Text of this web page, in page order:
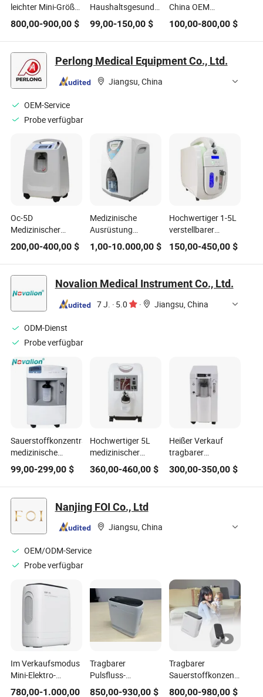
leichter Mini-Größe
Pulsfluss tragbarer
Sauerstoffkonzentrator
800,00-900,00 $
Haushaltsgesundheitsmedizinischer
Sauerstoffkonzentrator
99,00-150,00$
China OEM
Medizinischer
Neonatal
Pädiatrischer
Sauerstoffkonzentrator
100,00-800,00$
Perlong Medical Equipment Co., Ltd.
Jiangsu, China
OEM-Service
Probe verfügbar
Oc-5D
Medizinischer
mobiler
Sauerstoffkonzentrator
für Krankenhaus,
Zuhause, Klinik
200,00-400,00 $
Medizinische
Ausrüstung
Intensivstation
Sauerstoffkonzentrator
1,00-10.000,00$
Hochwertiger 1-5L
verstellbarer
Sauerstoffkonzentrator
93% Reinheit
Kompressor für
den Hausgebrauch
150,00-450,00$
Novalion Medical Instrument Co., Ltd.
7 J. · 5.0 · Jiangsu, China
ODM-Dienst
Probe verfügbar
Sauerstoffkonzentrator,
medizinische
Qualität für
Krankenhaus,
Zuhause, im Freien,
Gesundheitsversorgung,
tragbar, O2
Generatormaschine
99,00-299,00 $
Hochwertiger 5L
medizinischer
Sauerstoffkonzentrator
leiser
Sauerstoffgenerator
360,00-460,00$
Heißer Verkauf
tragbarer
medizinischer 5
Liter
Sauerstoffkonzentrator
300,00-350,00$
Nanjing FOI Co., Ltd
Jiangsu, China
OEM/ODM-Service
Probe verfügbar
Im Verkaufsmodus
Mini-Elektro-
Haushaltsstaubsauger
780,00-1.000,00
Tragbarer
Pulsfluss-
Sauerstoffkonzentrator
850,00-930,00$
Tragbarer
Sauerstoffkonzentrator
1-5L/Min
800,00-980,00$